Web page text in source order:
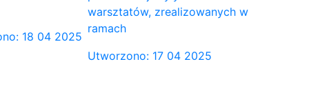
18 04 2025
warsztatów, zrealizowanych w
ramach
Utworzono: 17 04 2025